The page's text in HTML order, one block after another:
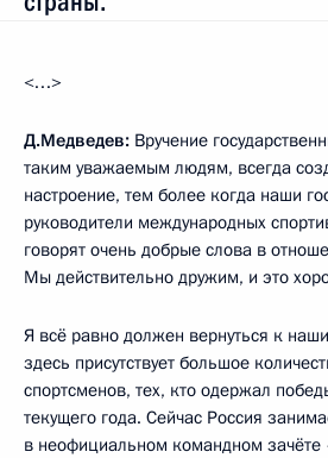
<…>
Д.Медведев: Вручение
таким уважаемым людям, всегда
настроение, тем более когда наши
руководители международных
говорят очень добрые слова в
Мы действительно дружим, и это
Я всё равно должен вернуться к
здесь присутствует большое
спортсменов, тех, кто одержал
текущего года. Сейчас Россия
в неофициальном командном зачёте